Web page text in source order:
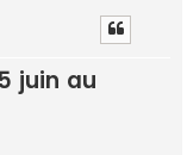
juin au